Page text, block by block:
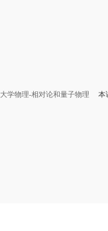
大学物理-相对论和量子物理 本